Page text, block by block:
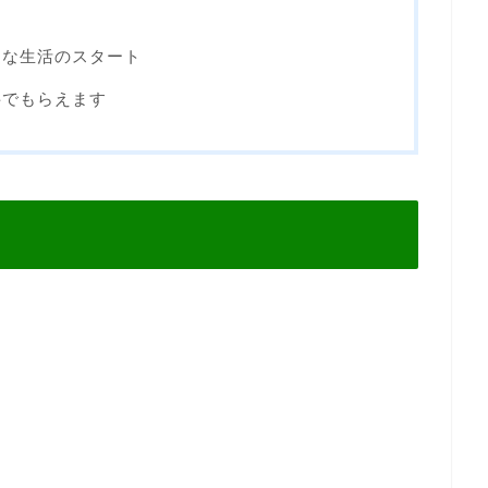
生活のスタート
もらえます